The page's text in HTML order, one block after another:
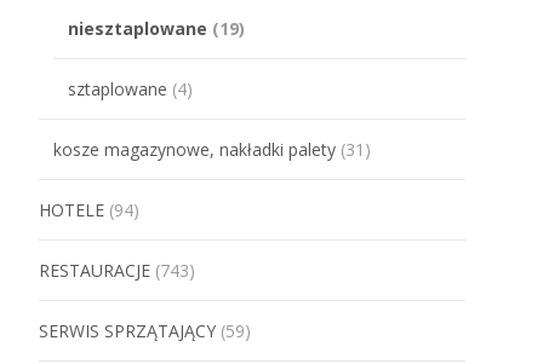
niesztaplowane (19)
sztaplowane (4)
kosze magazynowe, nakładki palety (31)
HOTELE (94)
RESTAURACJE (743)
SERWIS SPRZĄTAJĄCY (59)